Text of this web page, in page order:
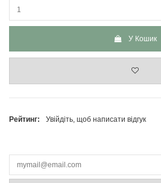
У Кошик
Рейтинг: Увійдіть, щоб написати відгук